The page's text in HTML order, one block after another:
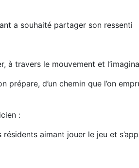
a souhaité partager son
à travers le mouvement et
prépare, d’un chemin que l’on
:
aimant jouer le jeu et